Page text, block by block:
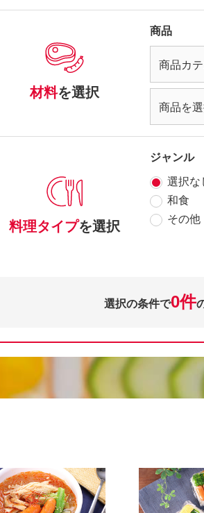
材料を選択
商品
料理タイプを選択
ジャンル
選択な
和食
その他
選択の条件で0件